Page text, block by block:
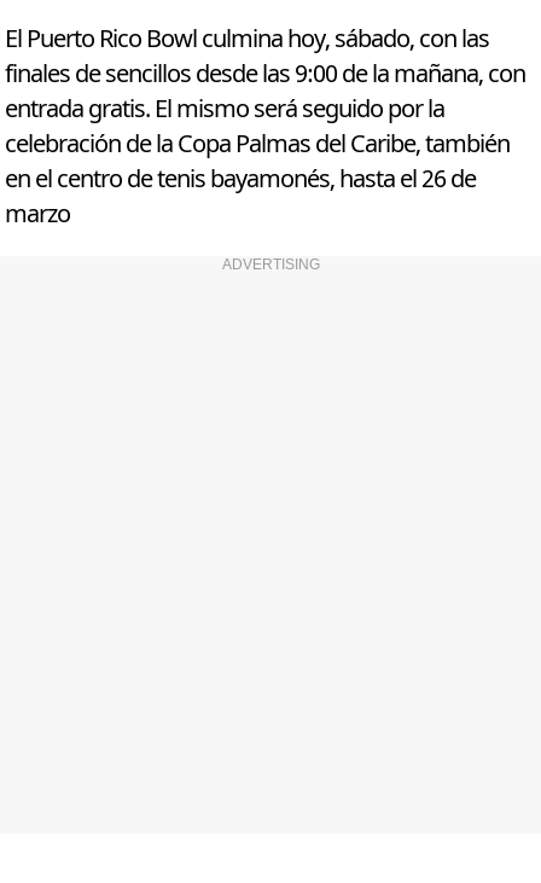
El Puerto Rico Bowl culmina hoy, sábado, con las
finales de sencillos desde las 9:00 de la mañana, con
entrada gratis. El mismo será seguido por la
celebración de la Copa Palmas del Caribe, también
en el centro de tenis bayamonés, hasta el 26 de
marzo
ADVERTISING